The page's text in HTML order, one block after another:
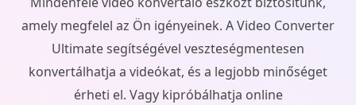
amely megfelel az Ön igényeinek. A Video Converter
Ultimate segítségével veszteségmentesen
konvertálhatja a videókat, és a legjobb minőséget
érheti el. Vagy kipróbálhatja online